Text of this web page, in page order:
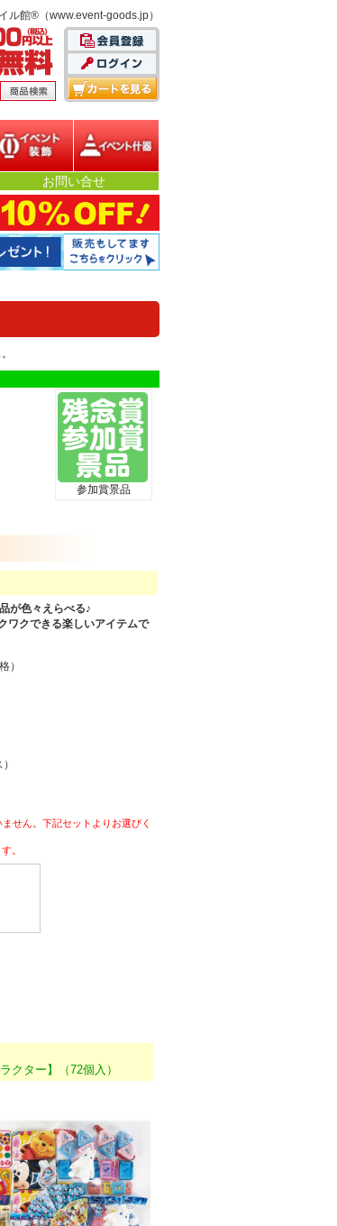
ル館®（www.event-goods.jp）
イベント装飾 イベント什器
お問い合せ
参加賞景品
が色々えらべる♪
ワクできる楽しいアイテムで
）
せん。下記セットよりお選びく
。
クター】（72個入）